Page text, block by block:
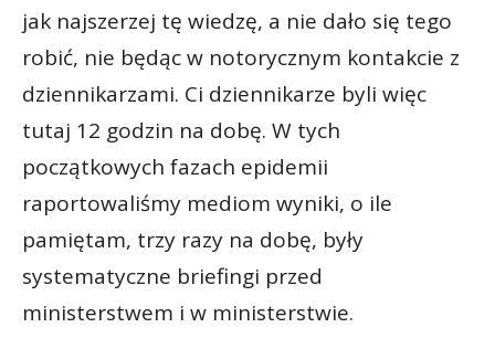
jak najszerzej tę wiedzę, a nie dało się tego
robić, nie będąc w notorycznym kontakcie z
dziennikarzami. Ci dziennikarze byli więc
tutaj 12 godzin na dobę. W tych
początkowych fazach epidemii
raportowaliśmy mediom wyniki, o ile
pamiętam, trzy razy na dobę, były
systematyczne briefingi przed
ministerstwem i w ministerstwie.